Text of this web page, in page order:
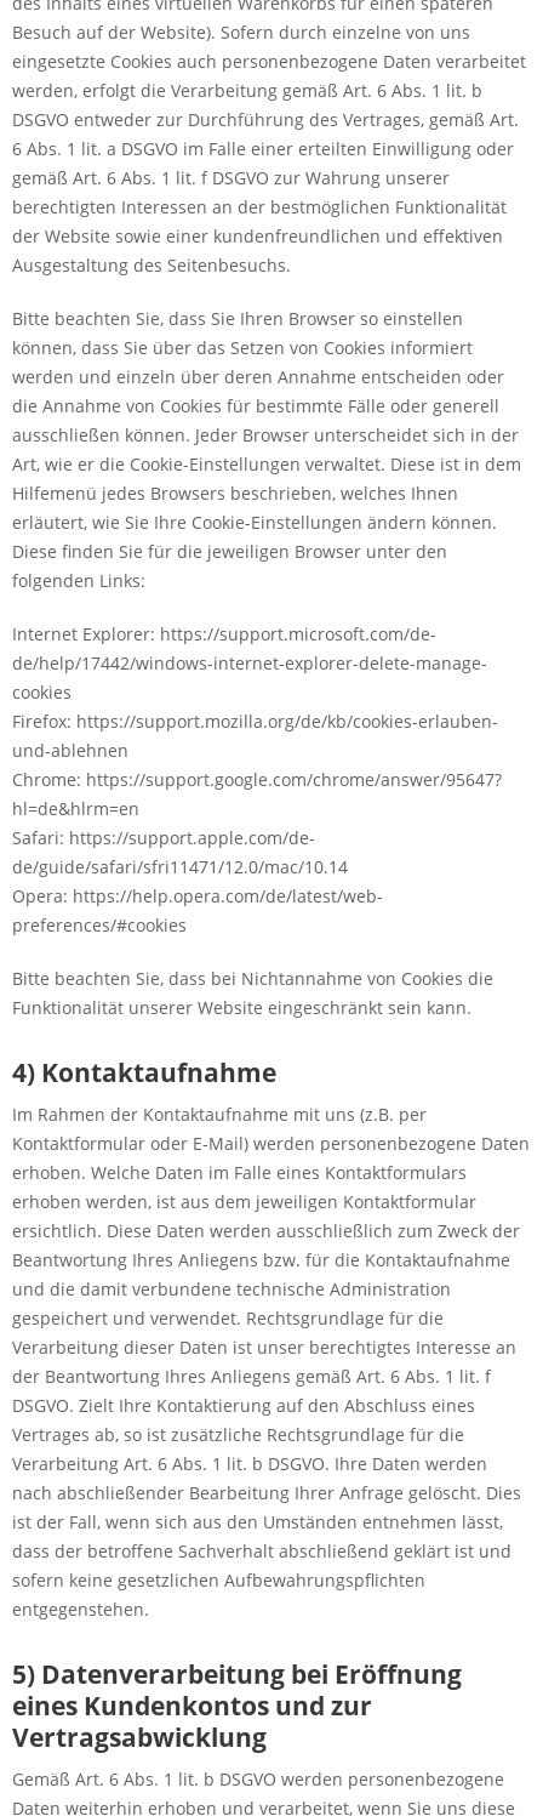
Besuch auf der Website). Sofern durch einzelne von uns
eingesetzte Cookies auch personenbezogene Daten verarbeitet
werden, erfolgt die Verarbeitung gemäß Art. 6 Abs. 1 lit. b
DSGVO entweder zur Durchführung des Vertrages, gemäß Art.
6 Abs. 1 lit. a DSGVO im Falle einer erteilten Einwilligung oder
gemäß Art. 6 Abs. 1 lit. f DSGVO zur Wahrung unserer
berechtigten Interessen an der bestmöglichen Funktionalität
der Website sowie einer kundenfreundlichen und effektiven
Ausgestaltung des Seitenbesuchs.
Bitte beachten Sie, dass Sie Ihren Browser so einstellen
können, dass Sie über das Setzen von Cookies informiert
werden und einzeln über deren Annahme entscheiden oder
die Annahme von Cookies für bestimmte Fälle oder generell
ausschließen können. Jeder Browser unterscheidet sich in der
Art, wie er die Cookie-Einstellungen verwaltet. Diese ist in dem
Hilfemenü jedes Browsers beschrieben, welches Ihnen
erläutert, wie Sie Ihre Cookie-Einstellungen ändern können.
Diese finden Sie für die jeweiligen Browser unter den
folgenden Links:
Internet Explorer: https://support.microsoft.com/de-
de/help/17442/windows-internet-explorer-delete-manage-
cookies
Firefox: https://support.mozilla.org/de/kb/cookies-erlauben-
und-ablehnen
Chrome: https://support.google.com/chrome/answer/95647?
hl=de&hlrm=en
Safari: https://support.apple.com/de-
de/guide/safari/sfri11471/12.0/mac/10.14
Opera: https://help.opera.com/de/latest/web-
preferences/#cookies
Bitte beachten Sie, dass bei Nichtannahme von Cookies die
Funktionalität unserer Website eingeschränkt sein kann.
4) Kontaktaufnahme
Im Rahmen der Kontaktaufnahme mit uns (z.B. per
Kontaktformular oder E-Mail) werden personenbezogene Daten
erhoben. Welche Daten im Falle eines Kontaktformulars
erhoben werden, ist aus dem jeweiligen Kontaktformular
ersichtlich. Diese Daten werden ausschließlich zum Zweck der
Beantwortung Ihres Anliegens bzw. für die Kontaktaufnahme
und die damit verbundene technische Administration
gespeichert und verwendet. Rechtsgrundlage für die
Verarbeitung dieser Daten ist unser berechtigtes Interesse an
der Beantwortung Ihres Anliegens gemäß Art. 6 Abs. 1 lit. f
DSGVO. Zielt Ihre Kontaktierung auf den Abschluss eines
Vertrages ab, so ist zusätzliche Rechtsgrundlage für die
Verarbeitung Art. 6 Abs. 1 lit. b DSGVO. Ihre Daten werden
nach abschließender Bearbeitung Ihrer Anfrage gelöscht. Dies
ist der Fall, wenn sich aus den Umständen entnehmen lässt,
dass der betroffene Sachverhalt abschließend geklärt ist und
sofern keine gesetzlichen Aufbewahrungspflichten
entgegenstehen.
5) Datenverarbeitung bei Eröffnung
eines Kundenkontos und zur
Vertragsabwicklung
Gemäß Art. 6 Abs. 1 lit. b DSGVO werden personenbezogene
Daten weiterhin erhoben und verarbeitet, wenn Sie uns diese